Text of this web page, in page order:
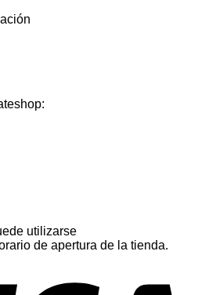
utilizarse
de apertura de la tienda.